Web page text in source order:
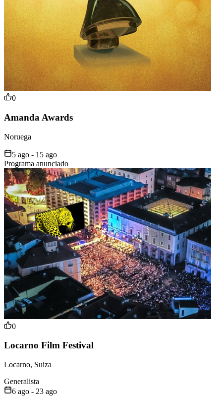
0
Amanda Awards
Noruega
5 ago - 15 ago
Programa anunciado
0
Locarno Film Festival
Locarno, Suiza
Generalista
6 ago - 23 ago